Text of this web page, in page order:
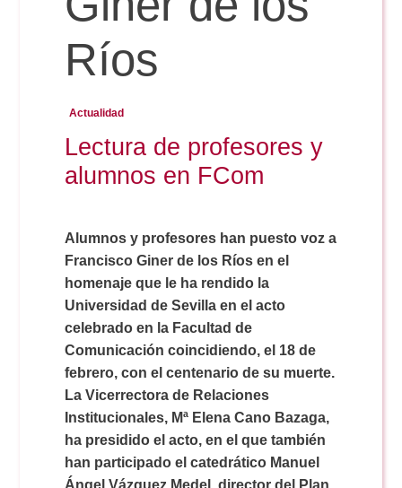
Reservas
Calendario Lectivo
Horarios
Periodismo
Publicidad y RR.PP
Comunicación Audiovisual
Doble Grado PER/CAV
Exámenes Grado
Periodismo
Publicidad y RR.PP
Comunicación Audiovisual
Doble Grado PER/CAV
Secretaría Virtual
#YoPractico
Boletines
Ríos
Actualidad
Lectura de profesores y
alumnos en FCom
Alumnos y profesores han puesto voz a
Francisco Giner de los Ríos en el
homenaje que le ha rendido la
Universidad de Sevilla en el acto
celebrado en la Facultad de
Comunicación coincidiendo, el 18 de
febrero, con el centenario de su muerte.
La Vicerrectora de Relaciones
Institucionales, Mª Elena Cano Bazaga,
ha presidido el acto, en el que también
han participado el catedrático Manuel